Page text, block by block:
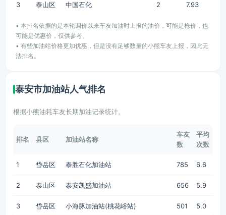
3 泰山区 中国石化 2 7.93
• 本排名依据的是本轮调价以来车友加油时上报的油价，可能是枪价，也
可能是优惠价，仅供参考。
• 有些加油站价格更加优惠，但是没有足够数量的小熊车友上报，因此无
法排名。
泰安市加油站人气排名
根据小熊油耗车友长期加油记录统计。
排名 县区 加油站名称
车友
数
平均
次数
1 岱岳区 泰胜石化加油站 785 6.6
2 泰山区 泰安凯盛加油站 656 5.9
3 岱岳区 小海豚加油站(桃花峪站) 501 5.0